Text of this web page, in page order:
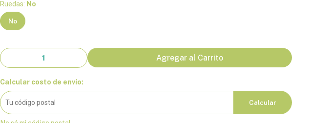
Ruedas: No
No
Agregar al Carrito
Calcular costo de envío:
Calcular